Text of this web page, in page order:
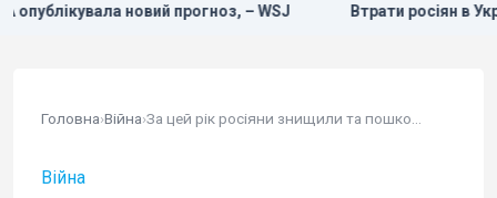
прогноз, – WSJ Втрати росіян в Україні сягнули
Головна›Війна›
Війна